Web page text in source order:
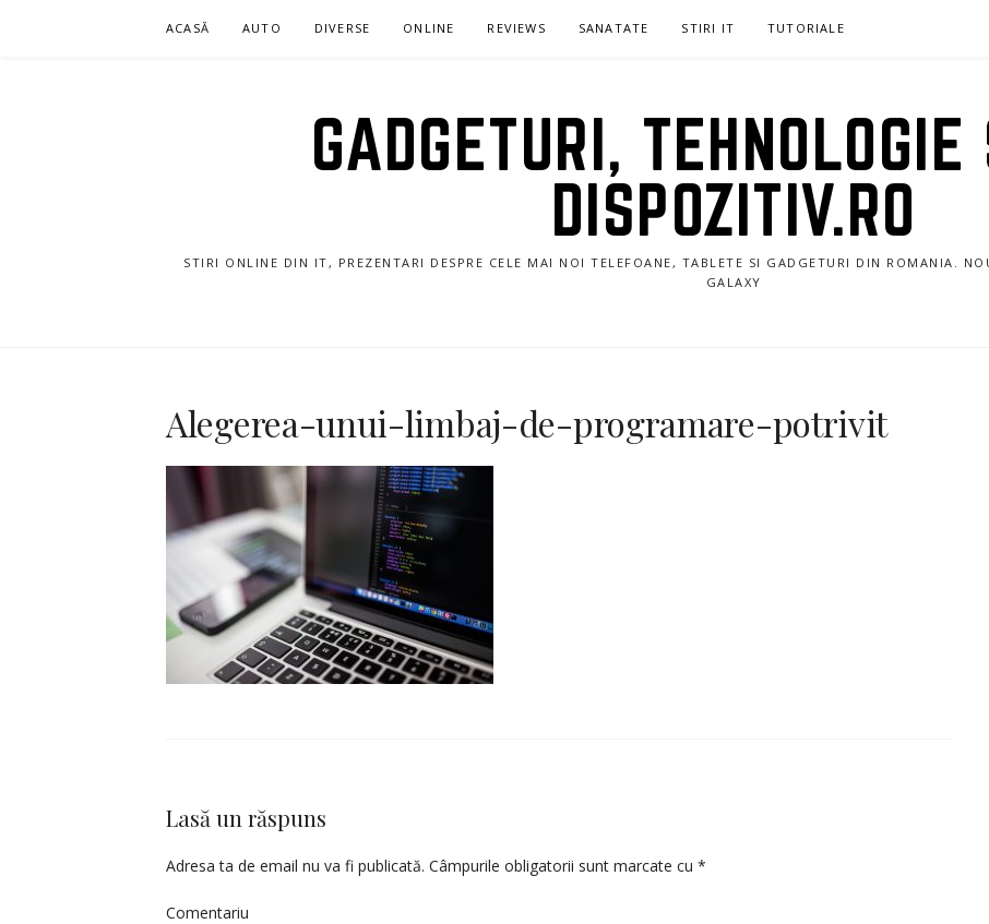
ACASĂ AUTO DIVERSE ONLINE REVIEWS SANATATE STIRI IT TUTORIALE
GADGETURI,
DISPOZITIV.RO
STIRI ONLINE DIN IT, PREZENTARI DESPRE CELE MAI NOI TELEFOANE, TABLETE SI GADGETURI DIN ROMANIA.
GALAXY
Alegerea-unui-limbaj-de-programare-potrivit
Lasă un răspuns
Adresa ta de email nu va fi publicată. Câmpurile obligatorii sunt marcate cu *
Comentariu